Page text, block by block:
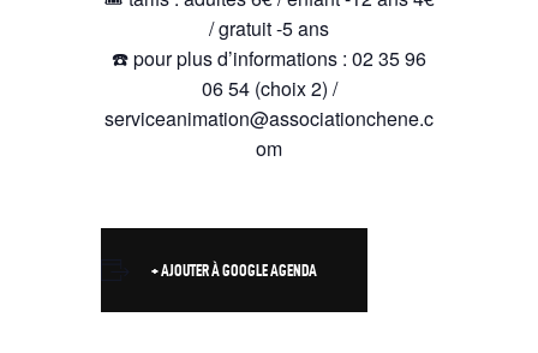
/ gratuit -5 ans
☎️ pour plus d’informations : 02 35 96
06 54 (choix 2) /
serviceanimation@associationchene.c
om
+ AJOUTER À GOOGLE AGENDA